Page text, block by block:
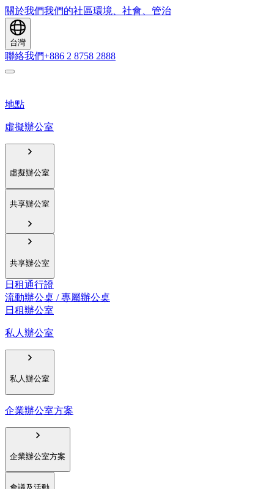
關於我們我們的社區環境、社會、管治
台灣
聯絡我們+886 2 8758 2888
地點
虛擬辦公室
虛擬辦公室
共享辦公室
共享辦公室
日租通行證
流動辦公桌 / 專屬辦公桌
日租辦公室
私人辦公室
私人辦公室
企業辦公室方案
企業辦公室方案